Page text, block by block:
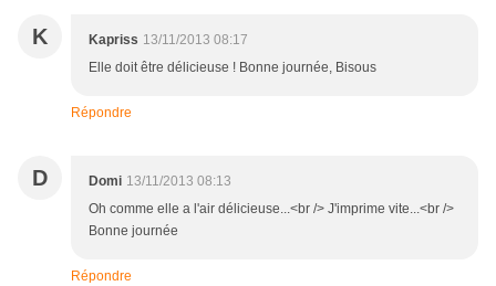
K Kapriss 13/11/2013 08:17
Elle doit être délicieuse ! Bonne journée, Bisous
Répondre
D Domi 13/11/2013 08:13
Oh comme elle a l'air délicieuse...<br /> J'imprime vite...<br />
Bonne journée
Répondre